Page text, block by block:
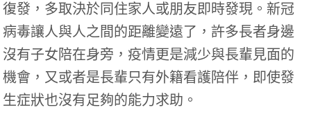
復發，多取決於同住家人或朋友即時發現。新冠
病毒讓人與人之間的距離變遠了，許多長者身邊
沒有子女陪在身旁，疫情更是減少與長輩見面的
機會，又或者是長輩只有外籍看護陪伴，即使發
生症狀也沒有足夠的能力求助。